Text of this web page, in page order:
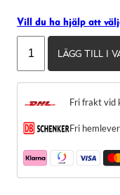
Vill du ha hjälp att
Moby
Denpasar
LÄGG TILL I
Fri frakt vid
Fri
Dessa kakor
välja bort.
De behövs